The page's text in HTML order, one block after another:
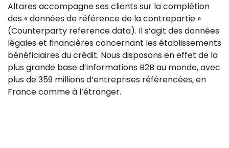
Altares accompagne ses clients sur la complétion
des « données de référence de la contrepartie »
(Counterparty reference data). Il s’agit des données
légales et financières concernant les établissements
bénéficiaires du crédit. Nous disposons en effet de la
plus grande base d’informations B2B au monde, avec
plus de 359 millions d’entreprises référencées, en
France comme à l’étranger.